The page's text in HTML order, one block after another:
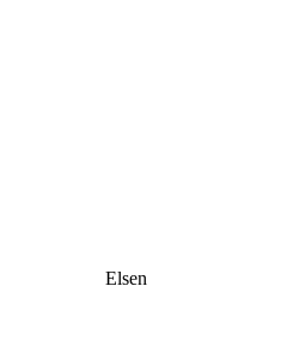
Elsen